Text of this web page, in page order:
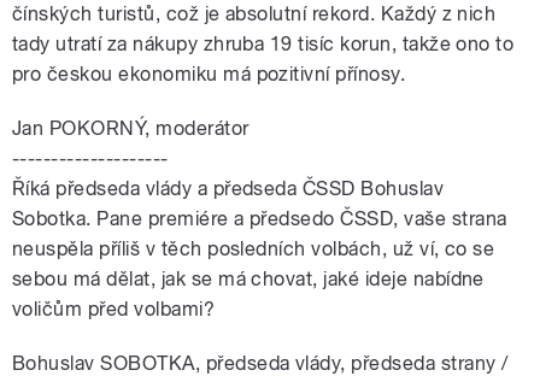
čínských turistů, což je absolutní rekord. Každý z nich
tady utratí za nákupy zhruba 19 tisíc korun, takže ono to
pro českou ekonomiku má pozitivní přínosy.
Jan POKORNÝ, moderátor
--------------------
Říká předseda vlády a předseda ČSSD Bohuslav
Sobotka. Pane premiére a předsedo ČSSD, vaše strana
neuspěla příliš v těch posledních volbách, už ví, co se
sebou má dělat, jak se má chovat, jaké ideje nabídne
voličům před volbami?
Bohuslav SOBOTKA, předseda vlády, předseda strany /